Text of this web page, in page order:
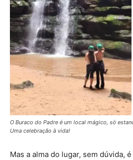
O Buraco do Padre é um local mágico, só
Uma celebração à vida!
Mas a alma do lugar, sem dúvida,